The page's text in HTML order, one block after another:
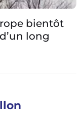
bientôt
long